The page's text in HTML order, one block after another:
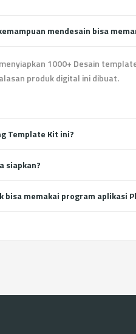
mendesain bisa
1000+ Desain
produk digital ini dibuat.
Template Kit ini?
siapkan?
bisa memakai program aplikasi